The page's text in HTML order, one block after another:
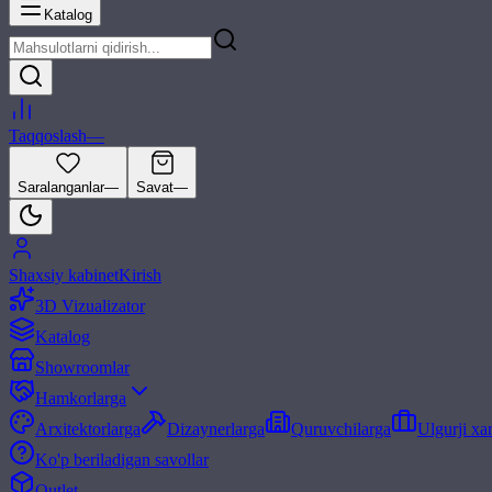
Katalog
Taqqoslash—
Saralanganlar— Savat—
Shaxsiy kabinetKirish
3D Vizualizator
Katalog
Showroomlar
Hamkorlarga
Arxitektorlarga
Dizaynerlarga Quruvchilarga
Ulgurji
Ko'p beriladigan savollar